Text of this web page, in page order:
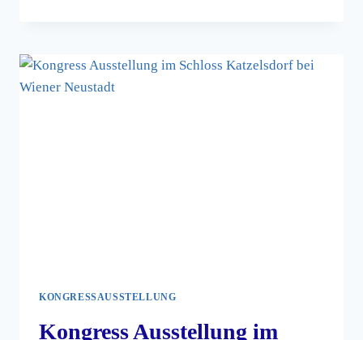
AM
KONGRESSAUSSTELLUNG
Kongress Ausstellung im